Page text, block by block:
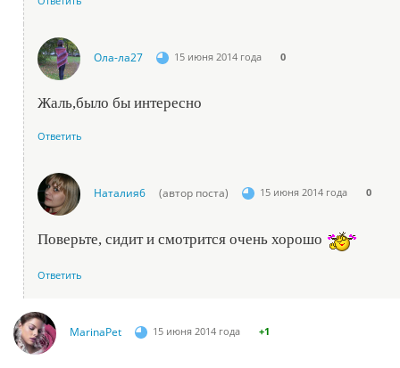
Ола-ла27 15 июня 2014 года 0
Жаль,было бы интересно
Ответить
Наталия6 (автор поста) 15 июня 2014 года 0
Поверьте, сидит и смотрится очень хорошо
Ответить
MarinaPet 15 июня 2014 года +1